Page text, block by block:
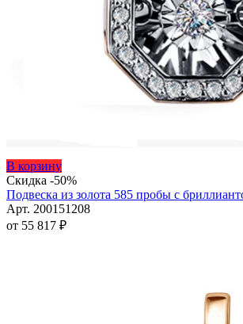
В корзинуЭтот
товар
имеет
несколько
вариаций.
Скидка -50%
Подвеска из золота 585 пробы с
Арт. 200151208
от 55 817 ₽